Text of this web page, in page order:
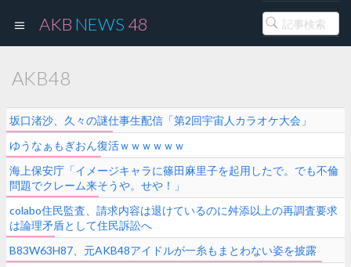
AKB NEWS 48
AKB48
坂口渚沙、久々の謎仕事生配信「第2回宇宙人カラオケ大会」
ゆうなぁもぎおん復活ｗｗｗｗｗｗ
海上保安庁「イメージキャラに篠田麻里子を起用したで。でも不倫
問題でクレーム来そうや。せや！」
colabo住民監査、請求内容は退けているのに舛添以上の再調査要求
は論理矛盾として住民訴訟へ
B83W63H87、元AKB48アイドルが一糸もまとわない姿を披露